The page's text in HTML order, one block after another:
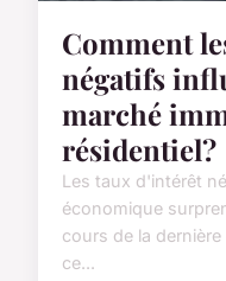
Comment
négatifs
marché
résidentiel?
Les taux d'intérêt
économique
cours de la
ce...